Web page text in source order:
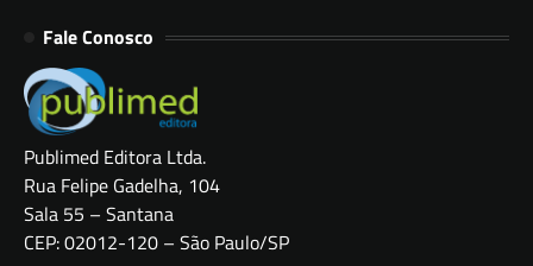
Fale Conosco
Publimed Editora Ltda.
Rua Felipe Gadelha, 104
Sala 55 – Santana
CEP: 02012-120 – São Paulo/SP